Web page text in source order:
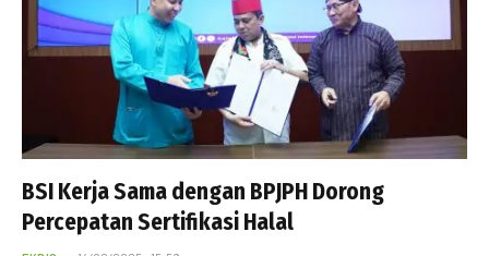
BSI Kerja Sama dengan BPJPH Dorong
Percepatan Sertifikasi Halal